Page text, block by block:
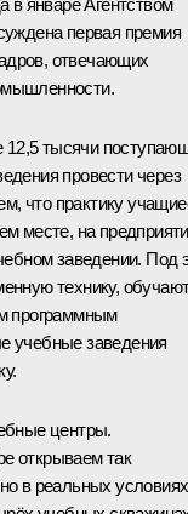
первая премия
отвечающих
12,5 тысячи
провести через
что практику
месте, на
заведении. Под
технику,
программным
учебные заведения
центры.
открываем так
в реальных условиях